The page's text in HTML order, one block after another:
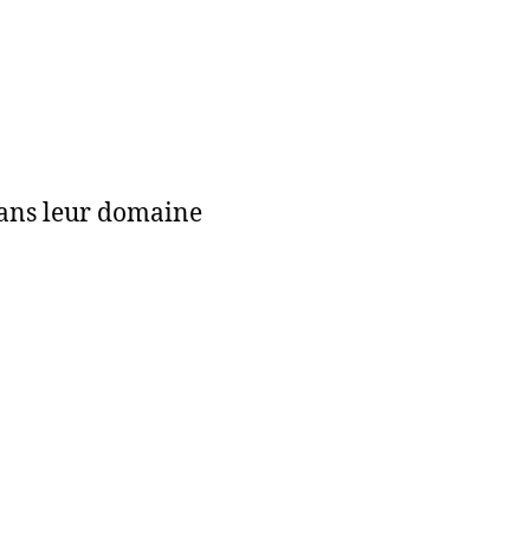
leur domaine